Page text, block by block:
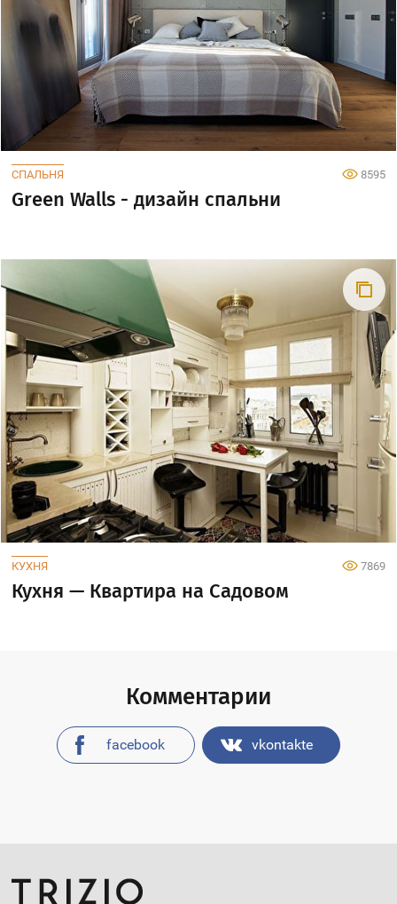
СПАЛЬНЯ 8595
Green Walls - дизайн спальни
КУХНЯ 7869
Кухня — Квартира на Садовом
Комментарии
facebook vkontakte